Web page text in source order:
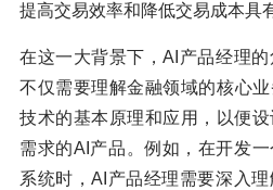
提高交易效率和降低交易成本具
在这一大背景下，AI产品经理
不仅需要理解金融领域的核心
技术的基本原理和应用，以便
需求的AI产品。例如，在开发
系统时，AI产品经理需要深入理